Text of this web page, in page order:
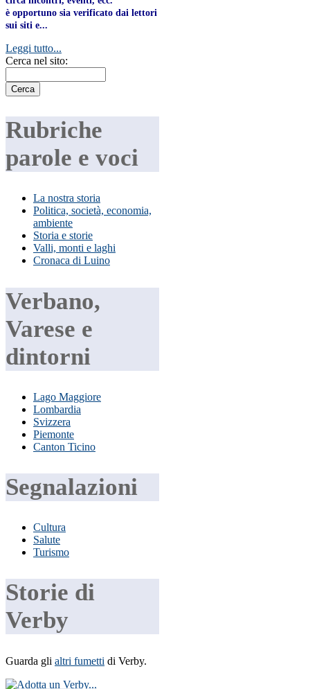
è opportuno sia verificato dai lettori
sui siti e...
Leggi tutto...
Cerca nel sito:
Rubriche
parole e voci
La nostra storia
Politica, società, economia,
ambiente
Storia e storie
Valli, monti e laghi
Cronaca di Luino
Verbano,
Varese e
dintorni
Lago Maggiore
Lombardia
Svizzera
Piemonte
Canton Ticino
Segnalazioni
Cultura
Salute
Turismo
Storie di
Verby
Guarda gli altri fumetti di Verby.